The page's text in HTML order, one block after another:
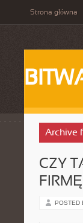
Strona główna
Archive
CZY
POSTED